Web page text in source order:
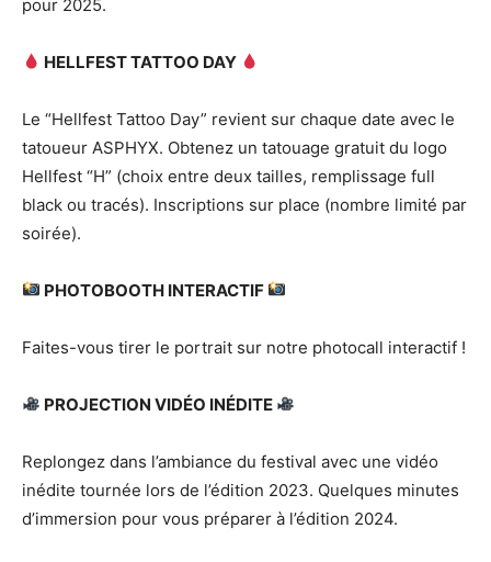
pour 2025.
HELLFEST TATTOO DAY
Le “Hellfest Tattoo Day” revient sur chaque date avec le
tatoueur ASPHYX. Obtenez un tatouage gratuit du logo
Hellfest “H” (choix entre deux tailles, remplissage full
black ou tracés). Inscriptions sur place (nombre limité par
soirée).
PHOTOBOOTH INTERACTIF
Faites-vous tirer le portrait sur notre photocall interactif !
PROJECTION VIDÉO INÉDITE
Replongez dans l’ambiance du festival avec une vidéo
inédite tournée lors de l’édition 2023. Quelques minutes
d’immersion pour vous préparer à l’édition 2024.